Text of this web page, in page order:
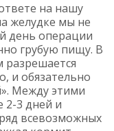
на нашу
желудке мы не
день операции
грубую пищу. В
и обязательно
Между этими
2-3 дней и
всевозможных